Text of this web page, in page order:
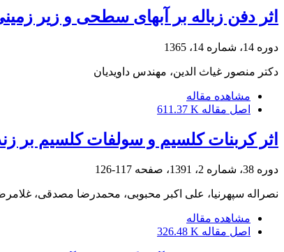
اثر دفن زباله بر آبهای سطحی و زیر
دوره 14، شماره 14، 1365
دکتر منصور غیاث الدین، مهندس داویدیان
مشاهده مقاله
اصل مقاله 611.37 K
اثر کربنات کلسیم و سولفات کلسیم بر
دوره 38، شماره 2، 1391، صفحه 117-126
نصراله سپهرنیا، علی اکبر محبوبی، محمدرضا مصدقی،
مشاهده مقاله
اصل مقاله 326.48 K